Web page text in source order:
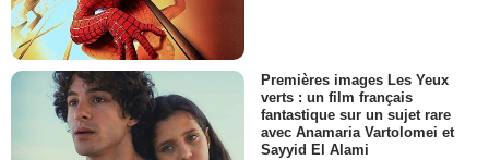
Premières images Les Yeux
verts : un film français
fantastique sur un sujet rare
avec Anamaria Vartolomei et
Sayyid El Alami